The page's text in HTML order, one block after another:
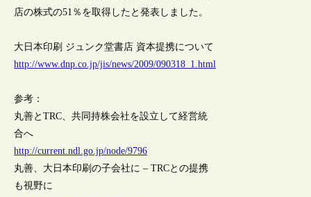
店の株式の51％を取得したと発表しました。
大日本印刷 ジュンク堂書店 資本提携について
http://www.dnp.co.jp/jis/news/2009/090318_1.html
参考：
丸善とTRC、共同持株会社を設立して経営統
合へ
http://current.ndl.go.jp/node/9796
丸善、大日本印刷の子会社に – TRCとの提携
も視野に